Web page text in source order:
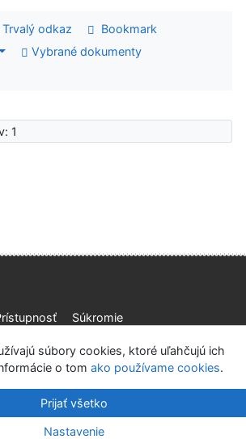
Trvalý odkaz
Bookmark
Vybrané dokumenty
1
Súkromie
v.4.8.63a-Cosmotron Slovakia, s.r.o.
súbory cookies, ktoré uľahčujú ich
o tom ako používame cookies.
Prijať všetko
Nastavenie